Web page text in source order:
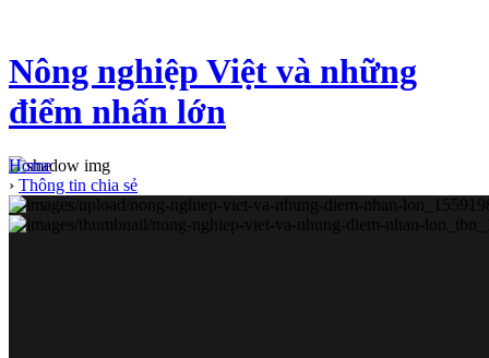
Nông nghiệp Việt và những
điểm nhấn lớn
Home
› Thông tin chia sẻ